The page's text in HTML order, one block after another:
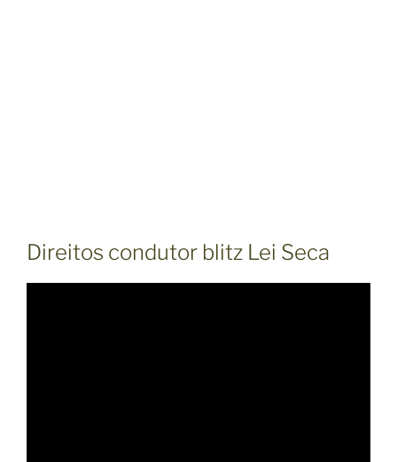
Direitos condutor blitz Lei Seca